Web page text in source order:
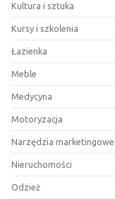
Kultura i sztuka
Kursy i szkolenia
Łazienka
Meble
Medycyna
Motoryzacja
Narzędzia marketingowe
Nieruchomości
Odzież